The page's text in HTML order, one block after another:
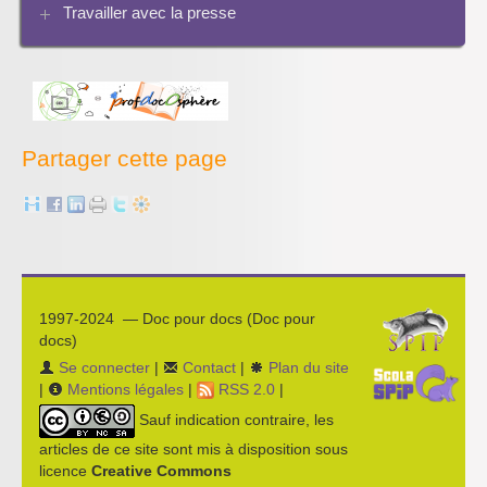
Bibliographies
Travailler avec la presse
Enseigner la presse écrite
L’économie des médias
Partager cette page
1997-2024 — Doc pour docs (Doc pour
docs)
Se connecter | Contact |
Plan du site
|
Mentions légales | RSS 2.0 |
Sauf indication contraire, les
articles de ce site sont mis à disposition sous
licenceCreative Commons